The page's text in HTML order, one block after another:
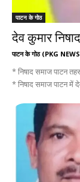
पाटन के गोठ
देव कुमार
पाटन के गोठ (PKG
* निषाद समाज पाटन
* निषाद समाज पाटन में